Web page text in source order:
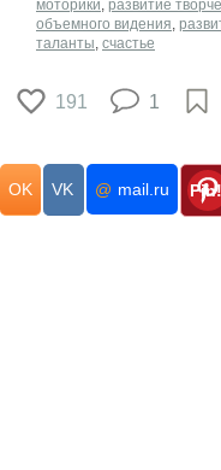
моторики, развитие
объемного видения,
таланты, счастье
191 1
OK VK @ mail.ru Pin!